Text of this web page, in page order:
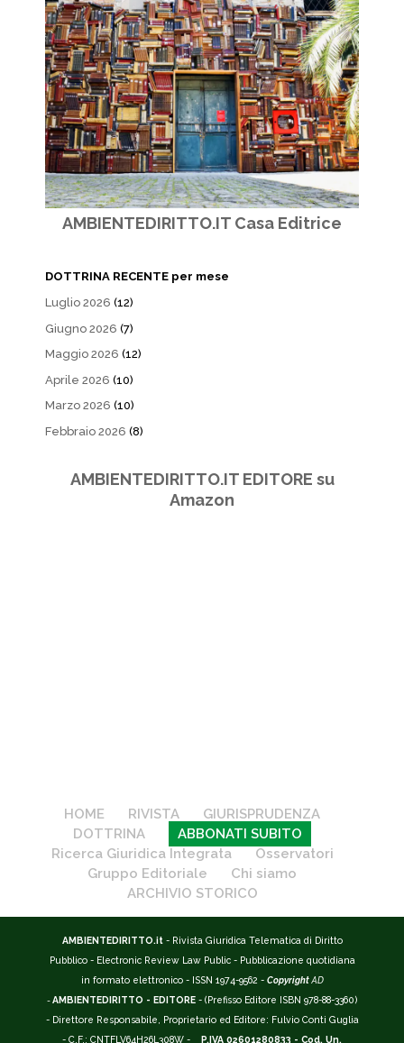
AMBIENTEDIRITTO.IT Casa Editrice
DOTTRINA RECENTE per mese
Luglio 2026 (12)
Giugno 2026 (7)
Maggio 2026 (12)
Aprile 2026 (10)
Marzo 2026 (10)
Febbraio 2026 (8)
AMBIENTEDIRITTO.IT EDITORE su
Amazon
HOME RIVISTA
GIURISPRUDENZA
DOTTRINA
ABBONATI SUBITO
Ricerca Giuridica Integrata
Osservatori
Gruppo Editoriale
Chi siamo
ARCHIVIO STORICO
AMBIENTEDIRITTO.it - Rivista Giuridica Telematica di Diritto
Pubblico - Electronic Review Law Public - Pubblicazione quotidiana
in formato elettronico - ISSN 1974-9562 - Copyright AD
-AMBIENTEDIRITTO - EDITORE - (Prefisso Editore ISBN 978-88-3360)
- Direttore Responsabile, Proprietario ed Editore: Fulvio Conti Guglia
- C.F.: CNTFLV64H26L308W -
P.IVA 02601280833 - Cod. Un.